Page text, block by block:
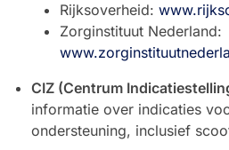
Rijksoverheid:
Zorginstituut Nederland:
CIZ (Centrum
informatie over indicaties
ondersteuning, inclusief